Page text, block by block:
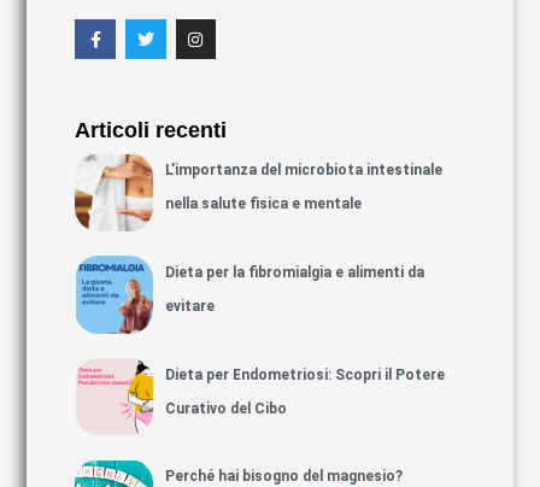
Articoli recenti
L’importanza del microbiota intestinale
nella salute fisica e mentale
Dieta per la fibromialgia e alimenti da
evitare
Dieta per Endometriosi: Scopri il Potere
Curativo del Cibo
Perché hai bisogno del magnesio?